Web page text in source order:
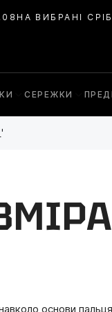
СРІБНІ
СЕРЕЖКИ
основи